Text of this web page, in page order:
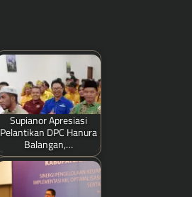
Supianor Apresiasi
Pelantikan DPC Hanura
Balangan,…